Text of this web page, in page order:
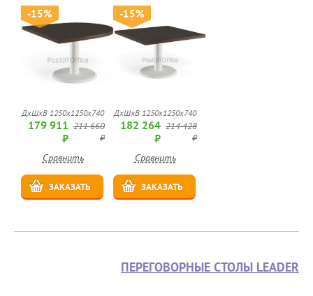
-15%
ДхШхВ 1250х1250х740
179 911
₽
211 660
₽
Сравнить
ЗАКАЗАТЬ
-15%
ДхШхВ 1250х1250х740
182 264
₽
214 428
₽
Сравнить
ЗАКАЗАТЬ
ПЕРЕГОВОРНЫЕ СТОЛЫ LEADER